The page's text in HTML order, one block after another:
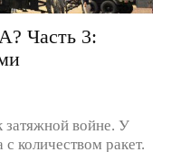
Часть 3:
войне. У
количеством ракет.